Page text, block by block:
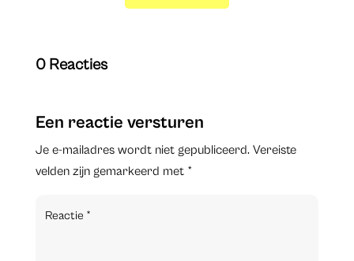
0 Reacties
Een reactie versturen
Je e-mailadres wordt niet gepubliceerd. Vereiste
velden zijn gemarkeerd met *